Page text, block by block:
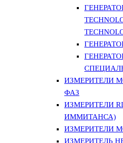
ИЗМЕРИТЕЛИ
ФАЗ
ИЗМЕРИТЕЛИ
ИММИТАНСА)
ИЗМЕРИТЕЛИ
ИЗМЕРИТЕЛЬ